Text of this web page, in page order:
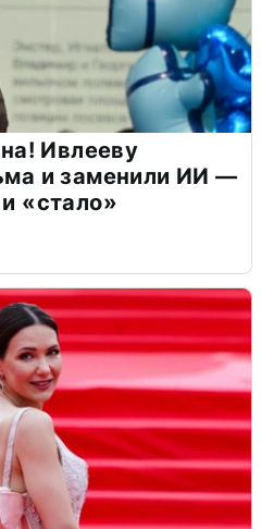
Ивлееву
и заменили ИИ —
«стало»